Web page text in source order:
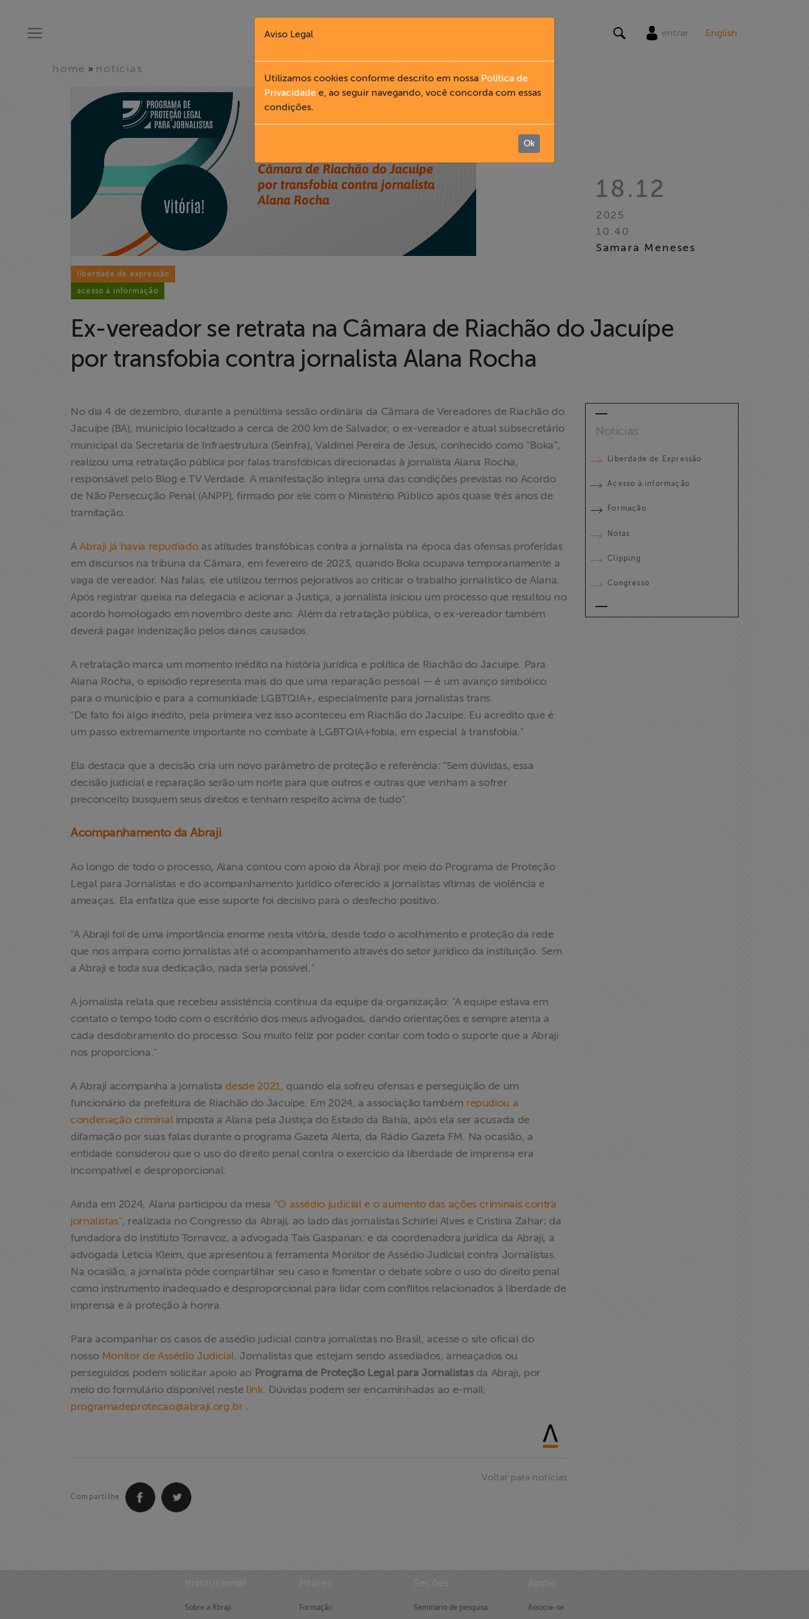
Proteção Legal
Homenageados
exclusivo para
Fale Conosco
entrar English
home » notícias
18.12
2025
10:40
Samara Meneses
liberdade de expressão
acesso à informação
Ex-vereador se retrata na Câmara de Riachão do Jacuípe
por transfobia contra jornalista Alana Rocha
No dia 4 de dezembro, durante a penúltima sessão ordinária da Câmara de Vereadores de Riachão do
Jacuípe (BA), município localizado a cerca de 200 km de Salvador, o ex-vereador e atual subsecretário
municipal da Secretaria de Infraestrutura (Seinfra), Valdinei Pereira de Jesus, conhecido como “Boka”,
realizou uma retratação pública por falas transfóbicas direcionadas à jornalista Alana Rocha,
responsável pelo Blog e TV Verdade. A manifestação integra uma das condições previstas no Acordo
de Não Persecução Penal (ANPP), firmado por ele com o Ministério Público após quase três anos de
tramitação.
AAbraji já havia repudiadoas atitudes transfóbicas contra a jornalista na época das ofensas proferidas
em discursos na tribuna da Câmara, em fevereiro de 2023, quando Boka ocupava temporariamente a
vaga de vereador. Nas falas, ele utilizou termos pejorativos ao criticar o trabalho jornalístico de Alana.
Após registrar queixa na delegacia e acionar a Justiça, a jornalista iniciou um processo que resultou no
acordo homologado em novembro deste ano. Além da retratação pública, o ex-vereador também
deverá pagar indenização pelos danos causados.
A retratação marca um momento inédito na história jurídica e política de Riachão do Jacuípe. Para
Alana Rocha, o episódio representa mais do que uma reparação pessoal — é um avanço simbólico
para o município e para a comunidade LGBTQIA+, especialmente para jornalistas trans.
"De fato foi algo inédito, pela primeira vez isso aconteceu em Riachão do Jacuípe. Eu acredito que é
um passo extremamente importante no combate à LGBTQIA+fobia, em especial à transfobia."
Ela destaca que a decisão cria um novo parâmetro de proteção e referência: "Sem dúvidas, essa
decisão judicial e reparação serão um norte para que outros e outras que venham a sofrer
preconceito busquem seus direitos e tenham respeito acima de tudo”.
Acompanhamento da Abraji
Ao longo de todo o processo, Alana contou com apoio da Abraji por meio do Programa de Proteção
Legal para Jornalistas e do acompanhamento jurídico oferecido a jornalistas vítimas de violência e
ameaças. Ela enfatiza que esse suporte foi decisivo para o desfecho positivo.
"A Abraji foi de uma importância enorme nesta vitória, desde todo o acolhimento e proteção da rede
que nos ampara como jornalistas até o acompanhamento através do setor jurídico da instituição. Sem
a Abraji e toda sua dedicação, nada seria possível."
A jornalista relata que recebeu assistência contínua da equipe da organização: "A equipe estava em
contato o tempo todo com o escritório dos meus advogados, dando orientações e sempre atenta a
cada desdobramento do processo. Sou muito feliz por poder contar com todo o suporte que a Abraji
nos proporciona."
A Abraji acompanha a jornalista desde 2021, quando ela sofreu ofensas e perseguição de um
funcionário da prefeitura de Riachão do Jacuípe. Em 2024, a associação também repudiou a
condenação criminalimposta a Alana pela Justiça do Estado da Bahia, após ela ser acusada de
difamação por suas falas durante o programa Gazeta Alerta, da Rádio Gazeta FM. Na ocasião, a
entidade considerou que o uso do direito penal contra o exercício da liberdade de imprensa era
incompatível e desproporcional.
Ainda em 2024, Alana participou da mesa “O assédio judicial e o aumento das ações criminais contra
jornalistas”, realizada no Congresso da Abraji, ao lado das jornalistas Schirlei Alves e Cristina Zahar; da
fundadora do Instituto Tornavoz, a advogada Taís Gasparian; e da coordenadora jurídica da Abraji, a
advogada Letícia Kleim, que apresentou a ferramenta Monitor de Assédio Judicial contra Jornalistas.
Na ocasião, a jornalista pôde compartilhar seu caso e fomentar o debate sobre o uso do direito penal
como instrumento inadequado e desproporcional para lidar com conflitos relacionados à liberdade de
imprensa e à proteção à honra.
Para acompanhar os casos de assédio judicial contra jornalistas no Brasil, acesse o site oficial do
nosso Monitor de Assédio Judicial. Jornalistas que estejam sendo assediados, ameaçados ou
perseguidos podem solicitar apoio ao Programa de Proteção Legal para Jornalistasda Abraji, por
meio do formulário disponível neste link. Dúvidas podem ser encaminhadas ao e-mail:
programadeprotecao@abraji.org.br.
Compartilhe
Voltar para notícias
Notícias
Liberdade de Expressão
Acesso à informação
Formação
Notas
Clipping
Congresso
Sobre a Abraji Formação Seminário de pesquisa Associe-se
Aviso Legal
Utilizamos cookies conforme descrito em nossa Política de
Privacidade e, ao seguir navegando, você concorda com essas
condições.
Ok